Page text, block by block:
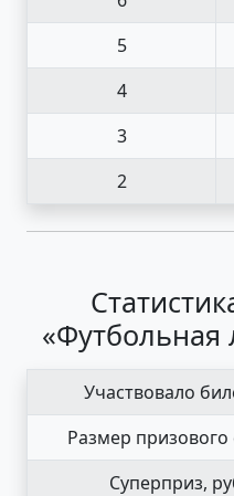
5
4
3
2
«Футбольная
Участвовало
Размер
Суперприз,